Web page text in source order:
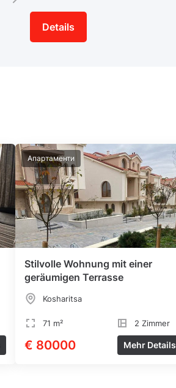
Details
Апартаменти
Stilvolle Wohnung mit einer
geräumigen Terrasse
Kosharitsa
71 m² 2 Zimmer
€ 80000 Mehr Details